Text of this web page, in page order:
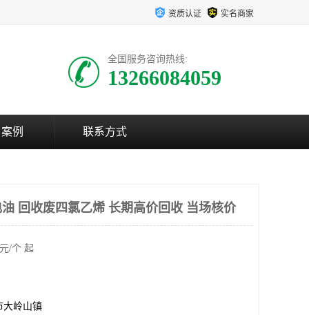
资质认证 实名商家
全国服务咨询热线:
13266084059
例 联系方式
回收废四氯乙烯 长期高价回收 当场核价
/个 起
大岭山镇